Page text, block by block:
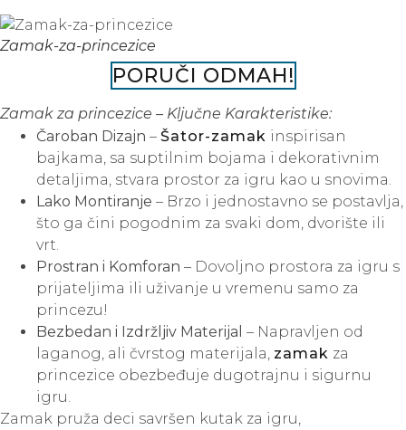
Zamak-za-princezice
PORUČI ODMAH!
Zamak za princezice – Ključne Karakteristike:
Čaroban Dizajn – Šator-zamak inspirisan
bajkama, sa suptilnim bojama i dekorativnim
detaljima, stvara prostor za igru kao u snovima.
Lako Montiranje – Brzo i jednostavno se postavlja,
što ga čini pogodnim za svaki dom, dvorište ili
vrt.
Prostran i Komforan – Dovoljno prostora za igru s
prijateljima ili uživanje u vremenu samo za
princezu!
Bezbedan i Izdržljiv Materijal – Napravljen od
laganog, ali čvrstog materijala, zamak za
princezice obezbeđuje dugotrajnu i sigurnu
igru.
Zamak pruža deci savršen kutak za igru,